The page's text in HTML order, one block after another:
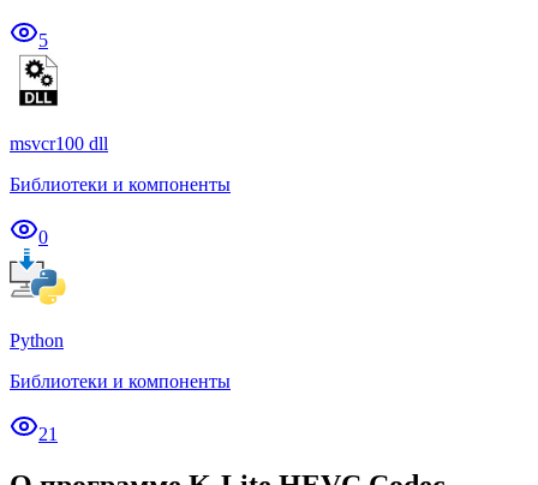
5
msvcr100 dll
Библиотеки и компоненты
0
Python
Библиотеки и компоненты
21